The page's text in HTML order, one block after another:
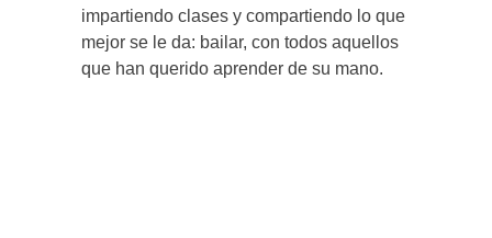
impartiendo clases y compartiendo lo que
mejor se le da: bailar, con todos aquellos
que han querido aprender de su mano.